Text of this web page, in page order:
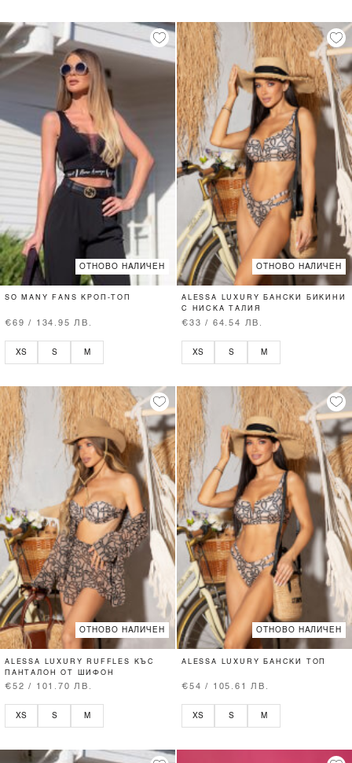
ОТНОВО НАЛИЧЕН
SO MANY FANS КРОП-ТОП
€69 / 134.95 ЛВ.
XS S M
ОТНОВО НАЛИЧЕН
ALESSA LUXURY БАНСКИ БИКИНИ
С НИСКА ТАЛИЯ
€33 / 64.54 ЛВ.
XS S M
ОТНОВО НАЛИЧЕН
ALESSA LUXURY RUFFLES КЪС
ПАНТАЛОН ОТ ШИФОН
€52 / 101.70 ЛВ.
XS S M
ОТНОВО НАЛИЧЕН
ALESSA LUXURY БАНСКИ ТОП
€54 / 105.61 ЛВ.
XS S M